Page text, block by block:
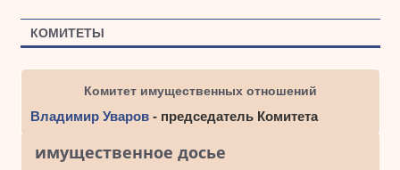
КОМИТЕТЫ
Комитет имущественных отношений
Владимир Уваров- председатель Комитета
имущественное досье